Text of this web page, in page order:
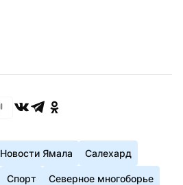
Новости Ямала Салехард
Спорт Северное многоборье